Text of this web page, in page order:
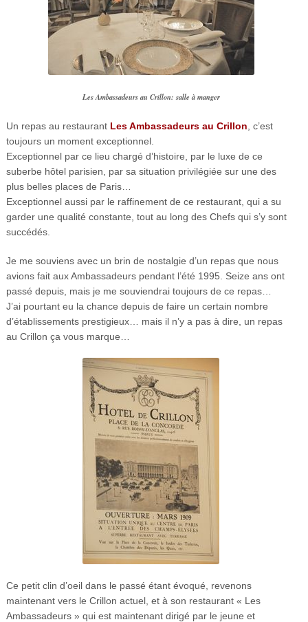
Les Ambassadeurs au Crillon: salle à manger
Un repas au restaurant Les Ambassadeurs au Crillon , c’est
toujours un moment exceptionnel.
Exceptionnel par ce lieu chargé d’histoire, par le luxe de ce
suberbe hôtel parisien, par sa situation privilégiée sur une des
plus belles places de Paris…
Exceptionnel aussi par le raffinement de ce restaurant, qui a su
garder une qualité constante, tout au long des Chefs qui s’y sont
succédés.
Je me souviens avec un brin de nostalgie d’un repas que nous
avions fait aux Ambassadeurs pendant l’été 1995. Seize ans ont
passé depuis, mais je me souviendrai toujours de ce repas…
J’ai pourtant eu la chance depuis de faire un certain nombre
d’établissements prestigieux… mais il n’y a pas à dire, un repas
au Crillon ça vous marque…
Ce petit clin d’oeil dans le passé étant évoqué, revenons
maintenant vers le Crillon actuel, et à son restaurant « Les
Ambassadeurs » qui est maintenant dirigé par le jeune et